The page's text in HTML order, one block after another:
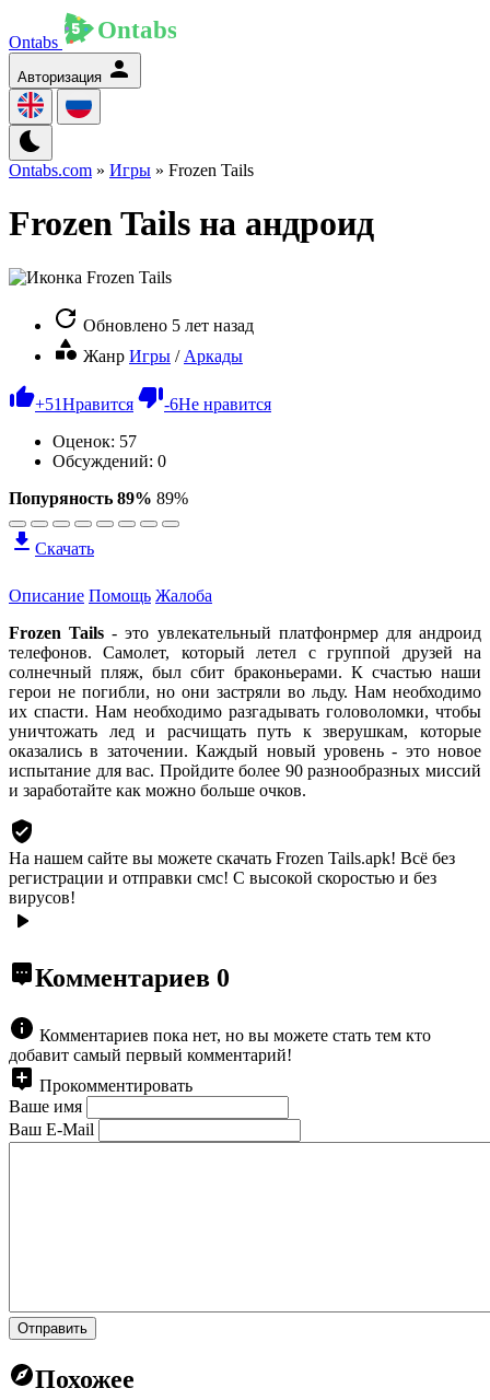
Ontabs
Авторизация
Ontabs.com » Игры » Frozen Tails
Frozen Tails на андроид
Обновлено 5 лет назад
Жанр Игры / Аркады
+51Нравится -6Не нравится
Оценок: 57
Обсуждений: 0
Попуряность 89% 89%
Скачать
Описание Помощь Жалоба
Frozen Tails - это увлекательный платфонрмер для андроид
телефонов. Самолет, который летел с группой друзей на
солнечный пляж, был сбит браконьерами. К счастью наши
герои не погибли, но они застряли во льду. Нам необходимо
их спасти. Нам необходимо разгадывать головоломки, чтобы
уничтожать лед и расчищать путь к зверушкам, которые
оказались в заточении. Каждый новый уровень - это новое
испытание для вас. Пройдите более 90 разнообразных миссий
и заработайте как можно больше очков.
На нашем сайте вы можете скачать Frozen Tails.apk! Всё без
регистрации и отправки смс! С высокой скоростью и без
вирусов!
Комментариев 0
Комментариев пока нет, но вы можете стать тем кто
добавит самый первый комментарий!
Прокомментировать
Ваше имя
Ваш E-Mail
Отправить
Похожее